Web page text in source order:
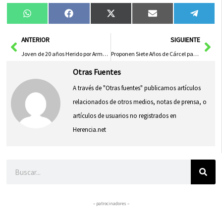
Compartir
en
WhatsAppCompartir
en
FacebookCompartir
en
X
(Twitter)
Compartir
en
Email
en
AntANTERIOR
Joven de 20 años Herido por Arma Blanca en el Abdomen en Talavera
SIGUIENTE
Proponen Siete Años de Cárcel para Acusado de Agresión Sexual y Maltrato en Albacete
Otras Fuentes
A través de "Otras fuentes" publicamos artículos
relacionados de otros medios, notas de prensa, o
artículos de usuarios no registrados en
Herencia.net
– patrocinadores –